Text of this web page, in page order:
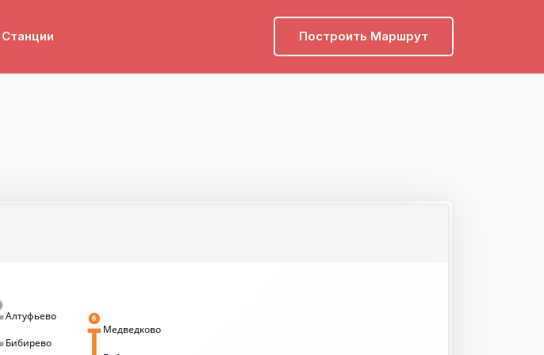
Станции Построить Маршрут
6
ТелецентрУл. Академика
Выставочный
центр Ул. Сергея
Алтуфьево
Бибирево
Медведково